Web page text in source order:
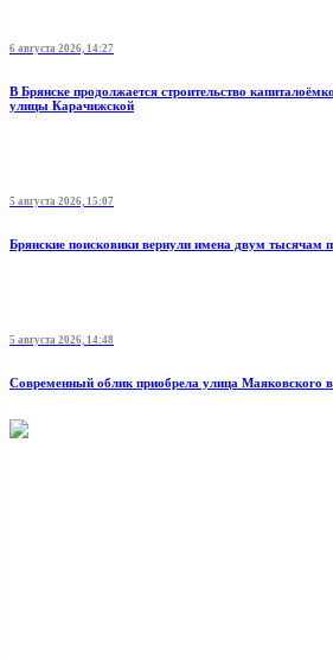
6 августа 2026, 14:27
В Брянске продолжается строительство
улицы Карачижской
5 августа 2026, 15:07
Брянские поисковики вернули имена двум тысячам
5 августа 2026, 14:48
Современный облик приобрела улица Маяковского